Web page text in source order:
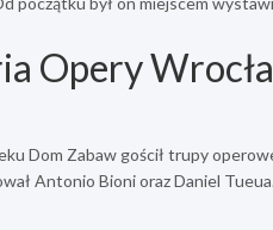
Opery
Dom Zabaw gościł trupy
Antonio Bioni oraz Daniel